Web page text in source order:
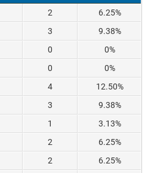
2
6.25%
3
9.38%
0
0%
0
0%
4
12.50%
3
9.38%
1
3.13%
2
6.25%
2
6.25%